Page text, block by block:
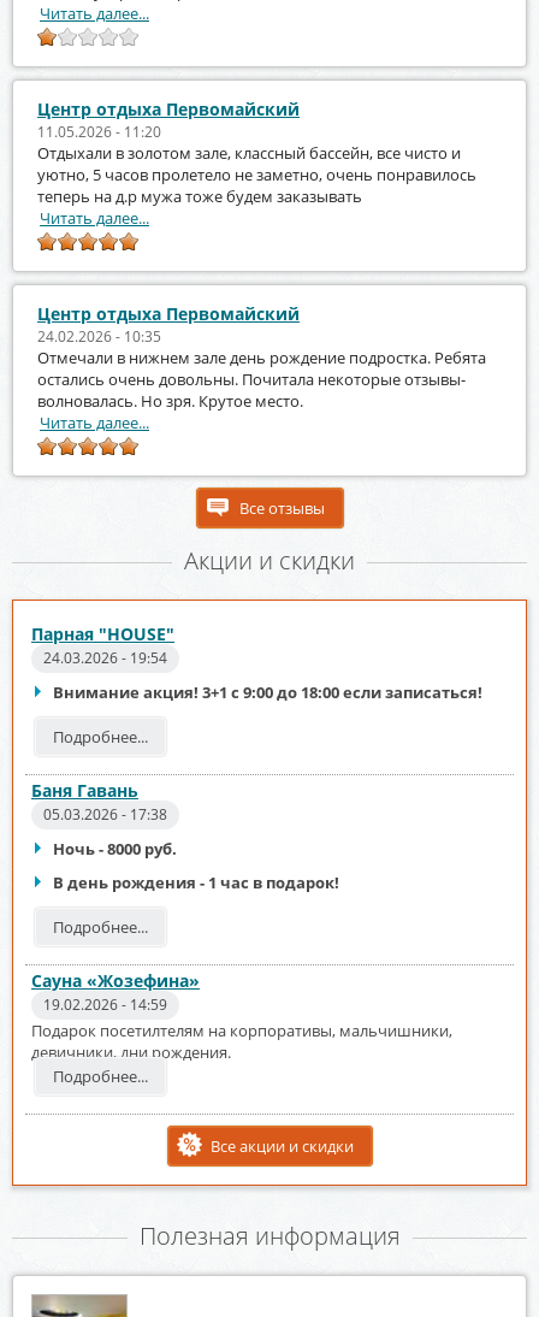
Читать далее...
Центр отдыха Первомайский
11.05.2026 - 11:20
Отдыхали в золотом зале, классный бассейн, все чисто и
уютно, 5 часов пролетело не заметно, очень понравилось
теперь на д.р мужа тоже будем заказывать
Читать далее...
Центр отдыха Первомайский
24.02.2026 - 10:35
Отмечали в нижнем зале день рождение подростка. Ребята
остались очень довольны. Почитала некоторые отзывы-
волновалась. Но зря. Крутое место.
Читать далее...
Все отзывы
Акции и скидки
Парная "HOUSE"
24.03.2026 - 19:54
Внимание акция! 3+1 с 9:00 до 18:00 если записаться!
Подробнее...
Баня Гавань
05.03.2026 - 17:38
Ночь - 8000 руб.
В день рождения - 1 час в подарок!
Подробнее...
Сауна «Жозефина»
19.02.2026 - 14:59
Подарок посетилтелям на корпоративы, мальчишники,
девичники, дни рождения.
Подробнее...
Все акции и скидки
Полезная информация